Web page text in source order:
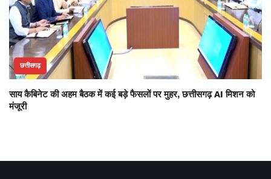
छत्तीसगढ़
साय कैबिनेट की अहम बैठक में कई बड़े फैसलों पर मुहर, छत्तीसगढ़ AI मिशन को
मंजूरी